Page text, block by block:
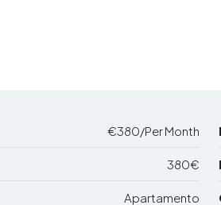
€380/Per Month
380€
Apartamento